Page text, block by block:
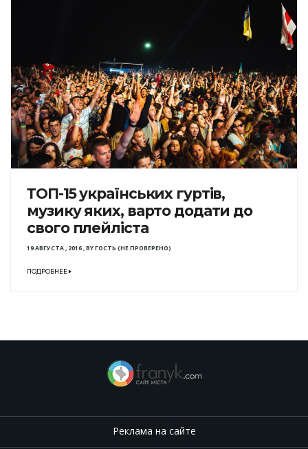
ТОП-15 українських гуртів,
музику яких, варто додати до
свого плейліста
19 АВГУСТА , 2016,BYГОСТЬ (НЕ ПРОВЕРЕНО)
ПОДРОБНЕЕ
Реклама на сайте